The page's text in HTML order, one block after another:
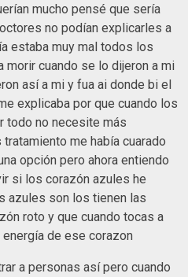
mucho pensé que sería
no podían explicarles a
estaba muy mal todos los
morir cuando se lo dijeron a mi
así a mi y fua ai donde bi el
explicaba por que cuando los
todo no necesite más
me había cuarado
opción pero ahora entiendo
si los corazón azules he
azules son los tienen las
roto y que cuando tocas a
de ese corazon
a personas así pero cuando